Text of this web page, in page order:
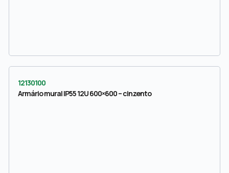
12130100
Armário mural IP55 12U 600×600 – cinzento